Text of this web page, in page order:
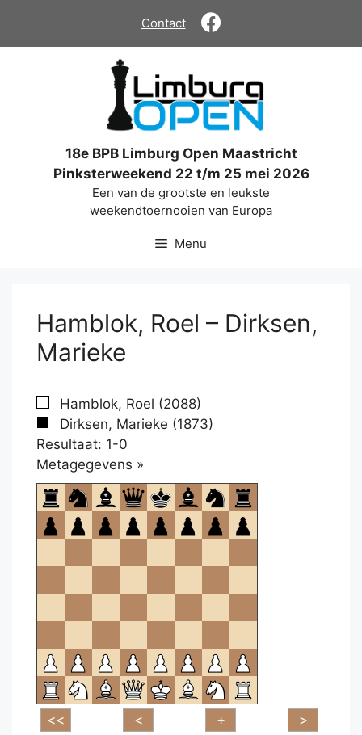
de
Contact
18e BPB Limburg Open Maastricht
Pinksterweekend 22 t/m 25 mei 2026
Een van de grootste en leukste
weekendtoernooien van Europa
Menu
Hamblok, Roel – Dirksen,
Marieke
Hamblok, Roel (2088)
Dirksen, Marieke (1873)
Resultaat: 1-0
Metagegevens »
om
te
openen.